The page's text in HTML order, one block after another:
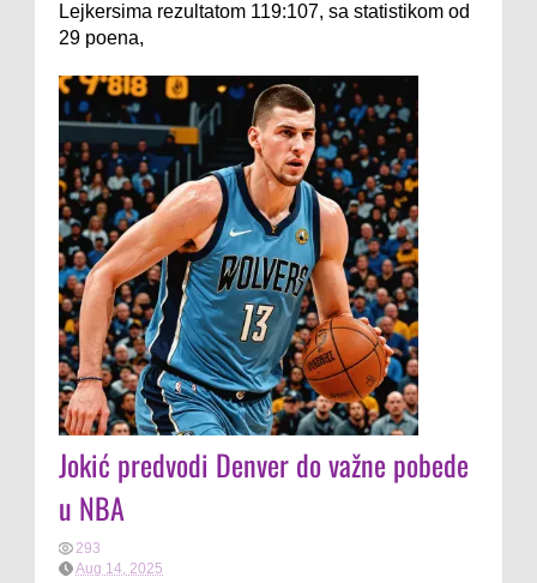
Lejkersima rezultatom 119:107, sa statistikom od
29 poena,
Jokić predvodi Denver do važne pobede
u NBA
293
Aug 14, 2025